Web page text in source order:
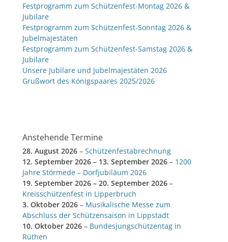
Festprogramm zum Schützenfest-Montag 2026 &
Jubilare
Festprogramm zum Schützenfest-Sonntag 2026 &
Jubelmajestäten
Festprogramm zum Schützenfest-Samstag 2026 &
Jubilare
Unsere Jubilare und Jubelmajestäten 2026
Grußwort des Königspaares 2025/2026
Anstehende Termine
28. August 2026 – Schützenfestabrechnung
12. September 2026 – 13. September 2026 – 1200
Jahre Störmede – Dorfjubiläum 2026
19. September 2026 – 20. September 2026 –
Kreisschützenfest in Lipperbruch
3. Oktober 2026 – Musikalische Messe zum
Abschluss der Schützensaison in Lippstadt
10. Oktober 2026 – Bundesjungschützentag in
Rüthen